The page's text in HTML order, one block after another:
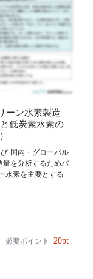
ーン水素製造
低炭素水素の
国内・グローバル
量を分析するためバ
水素を主要とする
必要ポイント: 20pt